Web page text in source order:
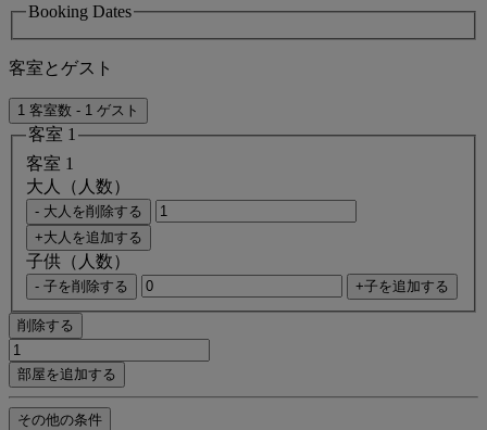
Booking Dates
客室とゲスト
1 客室数 - 1 ゲスト
客室 1
客室 1
大人（人数）
- 大人を削除する
+大人を追加する
子供（人数）
- 子を削除する +子を追加する
削除する
部屋を追加する
その他の条件